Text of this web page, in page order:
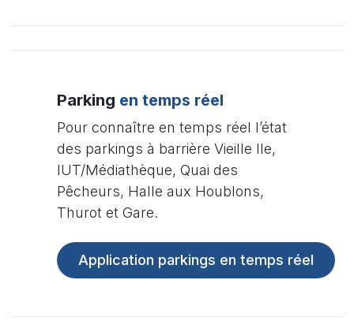
Parking en temps réel
Pour connaître en temps réel l’état
des parkings à barrière Vieille Ile,
IUT/Médiathèque, Quai des
Pêcheurs, Halle aux Houblons,
Thurot et Gare.
Application parkings en temps réel